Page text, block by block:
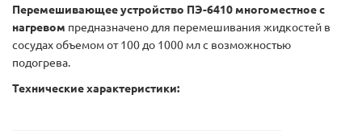
Перемешивающее устройство ПЭ-6410 многоместное с
нагревом предназначено для пеpемешивания жидкостей в
сосудах объемом от 100 до 1000 мл с возможностью
подогpева.
Технические характеристики: